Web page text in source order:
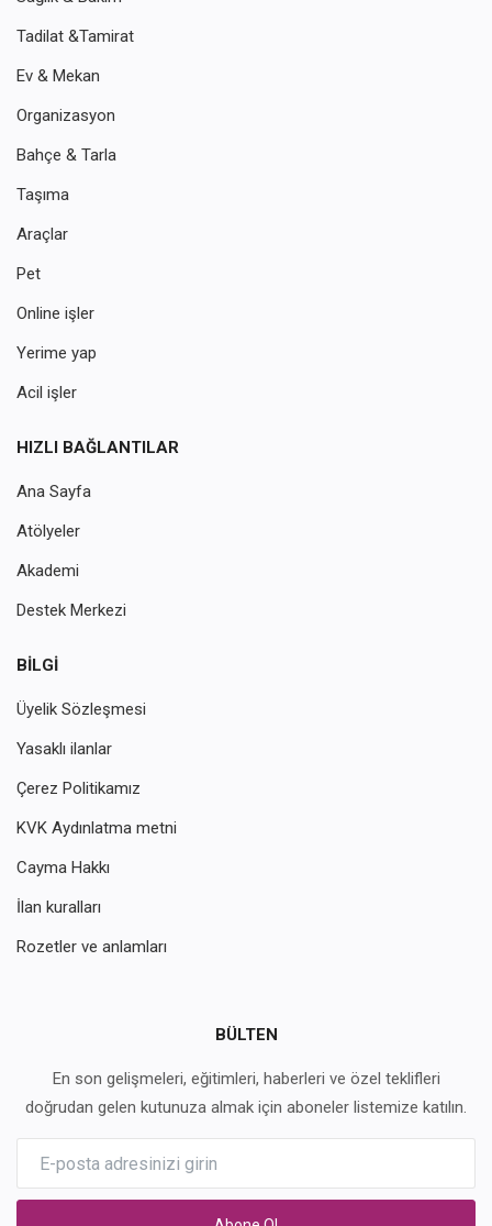
Tadilat &Tamirat
Ev & Mekan
Organizasyon
Bahçe & Tarla
Taşıma
Araçlar
Pet
Online işler
Yerime yap
Acil işler
HIZLI BAĞLANTILAR
Ana Sayfa
Atölyeler
Akademi
Destek Merkezi
BILGI
Üyelik Sözleşmesi
Yasaklı ilanlar
Çerez Politikamız
KVK Aydınlatma metni
Cayma Hakkı
İlan kuralları
Rozetler ve anlamları
BÜLTEN
En son gelişmeleri, eğitimleri, haberleri ve özel teklifleri
doğrudan gelen kutunuza almak için aboneler listemize katılın.